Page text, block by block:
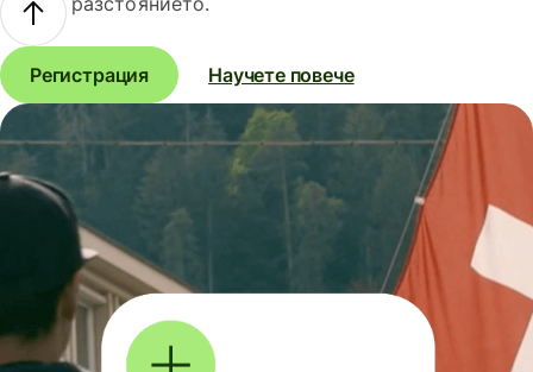
Регистрация Научете повече